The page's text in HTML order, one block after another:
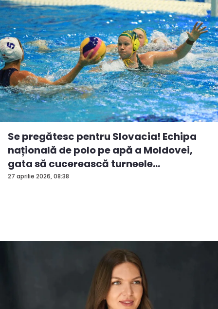
27 aprilie 2026, 08:38
Se pregătesc pentru Slovacia! Echipa
națională de polo pe apă a Moldovei,
gata să cucerească turneele
internațio...